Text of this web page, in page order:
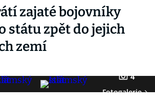
zajaté bojovníky
státu zpět do jejich
zemí
4
Fotogalerie